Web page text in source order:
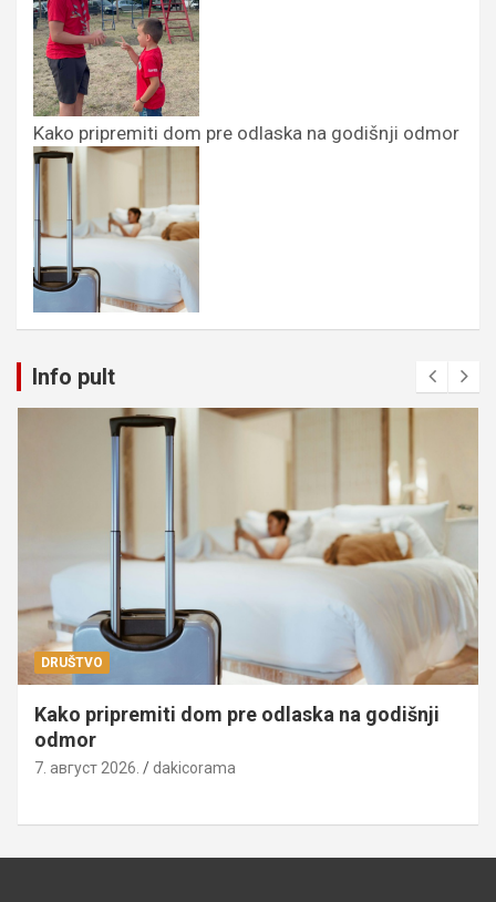
Kako pripremiti dom pre odlaska na godišnji odmor
Info pult
DRUŠTVO
Kako pripremiti dom pre odlaska na godišnji
odmor
7. август 2026. dakicorama